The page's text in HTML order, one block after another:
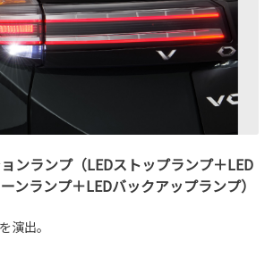
ンランプ（LEDストップランプ＋LED
ンランプ＋LEDバックアップランプ）
演出。